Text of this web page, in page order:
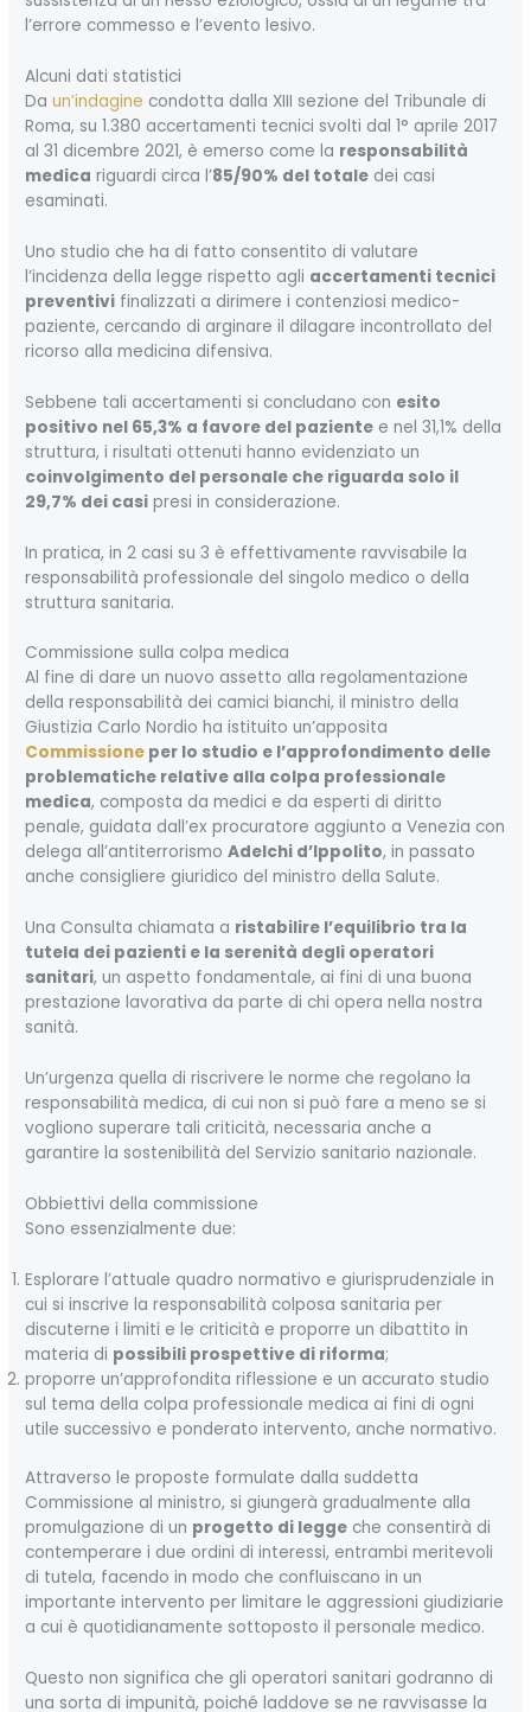
l’errore commesso e l’evento lesivo.
Alcuni dati statistici
Daun’indagine condotta dalla XIII sezione del Tribunale di
Roma, su 1.380 accertamenti tecnici svolti dal 1° aprile 2017
al 31 dicembre 2021, è emerso come la responsabilità
medica riguardi circa l’85/90% del totale dei casi
esaminati.
Uno studio che ha di fatto consentito di valutare
l’incidenza della legge rispetto agli accertamenti tecnici
preventivi finalizzati a dirimere i contenziosi medico-
paziente, cercando di arginare il dilagare incontrollato del
ricorso alla medicina difensiva.
Sebbene tali accertamenti si concludano con esito
positivo nel 65,3% a favore del paziente e nel 31,1% della
struttura, i risultati ottenuti hanno evidenziato un
coinvolgimento del personale che riguarda solo il
29,7% dei casi presi in considerazione.
In pratica, in 2 casi su 3 è effettivamente ravvisabile la
responsabilità professionale del singolo medico o della
struttura sanitaria.
Commissione sulla colpa medica
Al fine di dare un nuovo assetto alla regolamentazione
della responsabilità dei camici bianchi, il ministro della
Giustizia Carlo Nordio ha istituito un’apposita
Commissione per lo studio e l’approfondimento delle
problematiche relative alla colpa professionale
medica, composta da medici e da esperti di diritto
penale, guidata dall’ex procuratore aggiunto a Venezia con
delega all’antiterrorismoAdelchi d’Ippolito, in passato
anche consigliere giuridico del ministro della Salute.
Una Consulta chiamata a ristabilire l’equilibrio tra la
tutela dei pazienti e la serenità degli operatori
sanitari, un aspetto fondamentale, ai fini di una buona
prestazione lavorativa da parte di chi opera nella nostra
sanità.
Un’urgenza quella di riscrivere le norme che regolano la
responsabilità medica, di cui non si può fare a meno se si
vogliono superare tali criticità, necessaria anche a
garantire la sostenibilità del Servizio sanitario nazionale.
Obbiettivi della commissione
Sono essenzialmente due:
Esplorare l’attuale quadro normativo e giurisprudenziale in
cui si inscrive la responsabilità colposa sanitaria per
discuterne i limiti e le criticità e proporre un dibattito in
materia di possibili prospettive di riforma;
proporre un’approfondita riflessione e un accurato studio
sul tema della colpa professionale medica ai fini di ogni
utile successivo e ponderato intervento, anche normativo.
Attraverso le proposte formulate dalla suddetta
Commissione al ministro, si giungerà gradualmente alla
promulgazione di un progetto di legge che consentirà di
contemperare i due ordini di interessi, entrambi meritevoli
di tutela, facendo in modo che confluiscano in un
importante intervento per limitare le aggressioni giudiziarie
a cui è quotidianamente sottoposto il personale medico.
Questo non significa che gli operatori sanitari godranno di
una sorta di impunità, poiché laddove se ne ravvisasse la